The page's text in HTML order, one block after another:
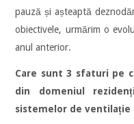
pauză și așteaptă
obiectivele, urmărim o
anul anterior.
Care sunt 3 sfaturi pe
din domeniul
sistemelor de ventilație